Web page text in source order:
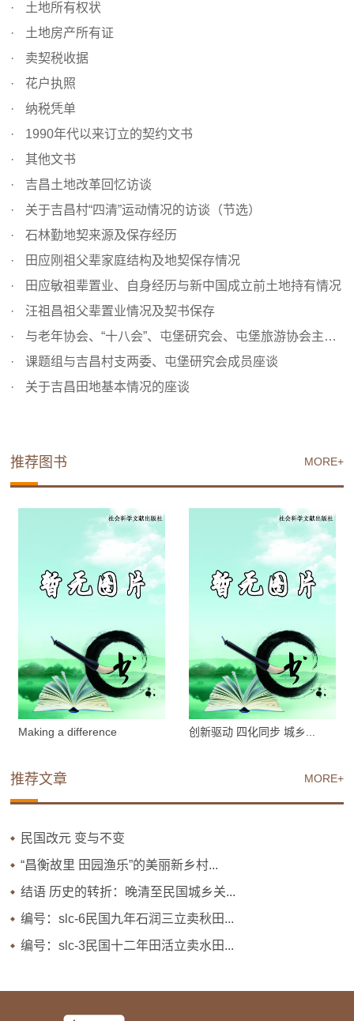
土地所有权状
土地房产所有证
卖契税收据
花户执照
纳税凭单
1990年代以来订立的契约文书
其他文书
吉昌土地改革回忆访谈
关于吉昌村“四清”运动情况的访谈（节选）
石林勤地契来源及保存经历
田应刚祖父辈家庭结构及地契保存情况
田应敏祖辈置业、自身经历与新中国成立前土地持有情况
汪祖昌祖父辈置业情况及契书保存
与老年协会、“十八会”、屯堡研究会、屯堡旅游协会主要成...
课题组与吉昌村支两委、屯堡研究会成员座谈
关于吉昌田地基本情况的座谈
MORE+
推荐图书
Making a difference 创新驱动 四化同步 城乡...
MORE+
推荐文章
民国改元 变与不变
“昌衡故里 田园渔乐”的美丽新乡村...
结语 历史的转折：晚清至民国城乡关...
编号：slc-6民国九年石润三立卖秋田...
编号：slc-3民国十二年田活立卖水田...